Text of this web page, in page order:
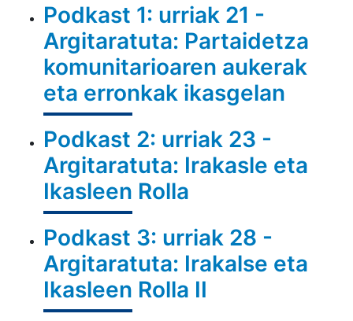
Podkast 1: urriak 21 -
Argitaratuta: Partaidetza
komunitarioaren aukerak
eta erronkak ikasgelan
Podkast 2: urriak 23 -
Argitaratuta: Irakasle eta
Ikasleen Rolla
Podkast 3: urriak 28 -
Argitaratuta: Irakalse eta
Ikasleen Rolla II